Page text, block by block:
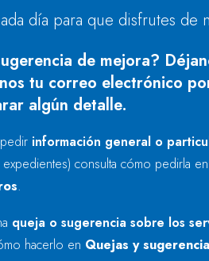
día para que disfrutes de
de mejora?
tu correo electrónico
algún detalle.
información general o
expedientes) consulta cómo pedirla
.
queja o sugerencia sobre los
hacerlo en Quejas y